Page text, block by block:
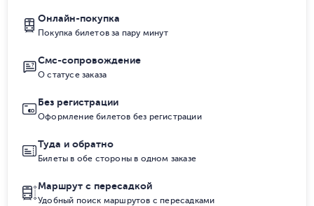
Онлайн-покупка
Покупка билетов за пару минут
Смс-сопровождение
О статусе заказа
Без регистрации
Оформление билетов без регистрации
Туда и обратно
Билеты в обе стороны в одном заказе
Маршрут с пересадкой
Удобный поиск маршрутов с пересадками